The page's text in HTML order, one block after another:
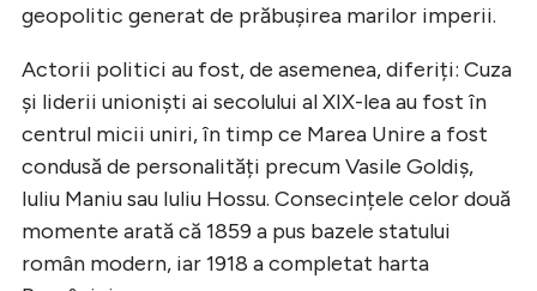
geopolitic generat de prăbușirea marilor imperii.
Actorii politici au fost, de asemenea, diferiți: Cuza
și liderii unioniști ai secolului al XIX-lea au fost în
centrul micii uniri, în timp ce Marea Unire a fost
condusă de personalități precum Vasile Goldiș,
Iuliu Maniu sau Iuliu Hossu. Consecințele celor două
momente arată că 1859 a pus bazele statului
român modern, iar 1918 a completat harta